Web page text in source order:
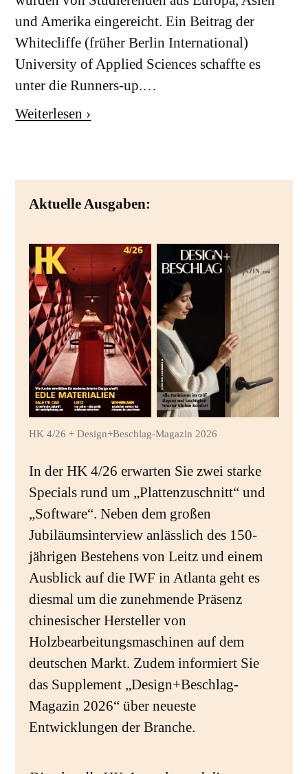
und Amerika eingereicht. Ein Beitrag der
Whitecliffe (früher Berlin International)
University of Applied Sciences schaffte es
unter die Runners-up.…
Weiterlesen ›
Aktuelle Ausgaben:
HK 4/26 + Design+Beschlag-Magazin 2026
In der HK 4/26 erwarten Sie zwei starke
Specials rund um „Plattenzuschnitt“ und
„Software“. Neben dem großen
Jubiläumsinterview anlässlich des 150-
jährigen Bestehens von Leitz und einem
Ausblick auf die IWF in Atlanta geht es
diesmal um die zunehmende Präsenz
chinesischer Hersteller von
Holzbearbeitungsmaschinen auf dem
deutschen Markt. Zudem informiert Sie
das Supplement „Design+Beschlag-
Magazin 2026“ über neueste
Entwicklungen der Branche.